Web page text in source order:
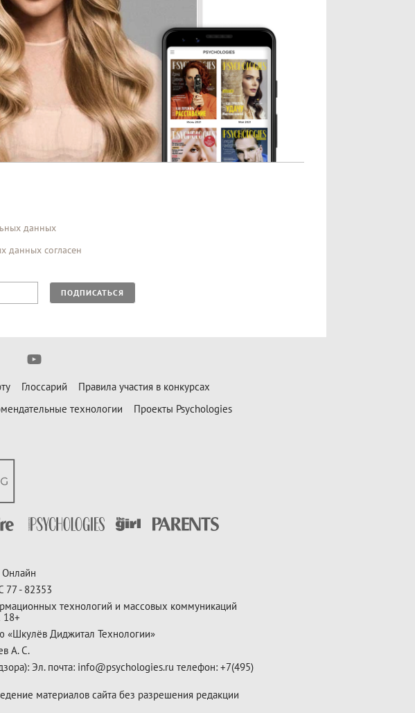
данных
данных согласен
ПОДПИСАТЬСЯ
Глоссарий
Правила участия в конкурсах
технологии
Проекты Psychologies
Онлайн
- 82353
технологий и массовых коммуникаций
18+
«Шкулёв Диджитал Технологии»
А. С.
Эл. почта: info@psychologies.ru телефон: +7(495)
материалов сайта без разрешения редакции